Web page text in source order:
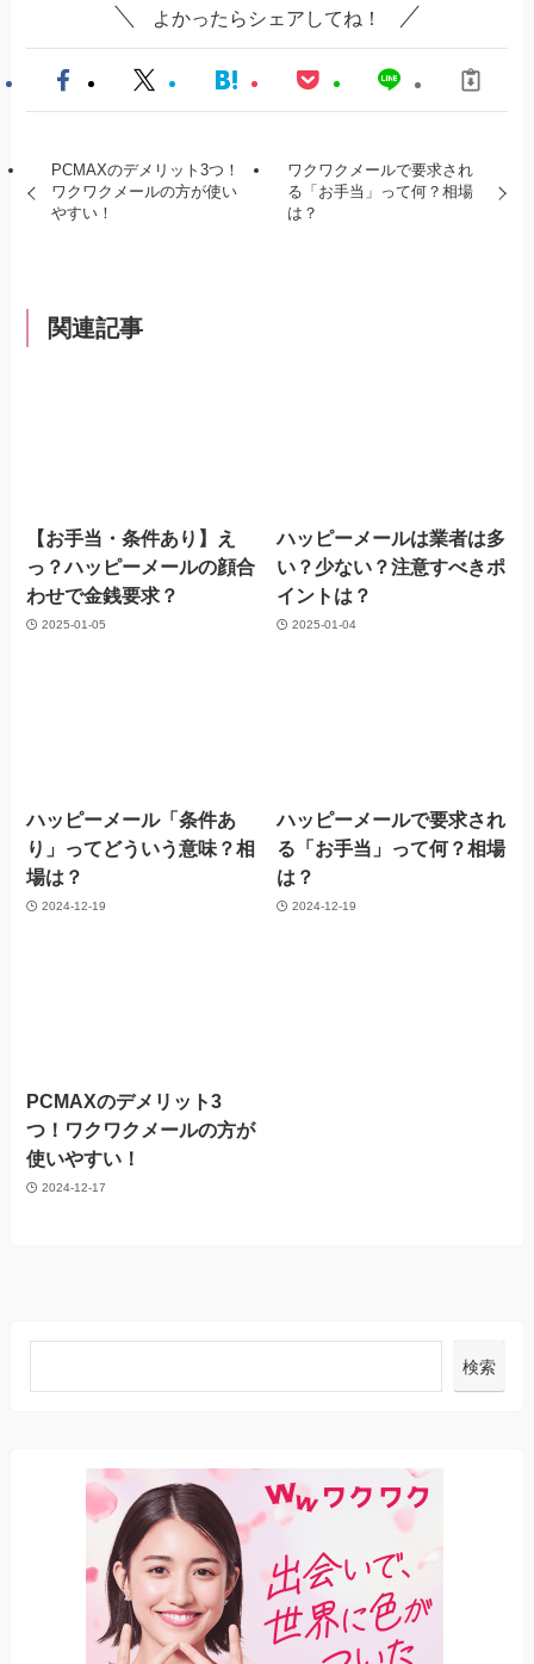
よかったらシェアしてね！
PCMAXのデメリット3つ！
ワクワクメールの方が使い
やすい！
ワクワクメールで要求され
る「お手当」って何？相場
は？
関連記事
【お手当・条件あり】え
っ？ハッピーメールの顔合
わせで金銭要求？
2025-01-05
ハッピーメールは業者は多
い？少ない？注意すべきポ
イントは？
2025-01-04
ハッピーメール「条件あ
り」ってどういう意味？相
場は？
2024-12-19
ハッピーメールで要求され
る「お手当」って何？相場
は？
2024-12-19
PCMAXのデメリット3
つ！ワクワクメールの方が
使いやすい！
2024-12-17
検索